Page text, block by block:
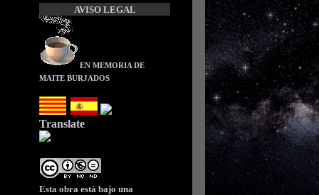
AVISO LEGAL
EN MEMORIA DE
MAITE BURJADOS
Translate
Esta obra está bajo una